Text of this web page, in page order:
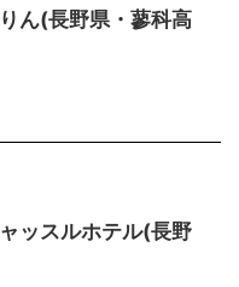
ん(長野県・蓼科高
ッスルホテル(長野